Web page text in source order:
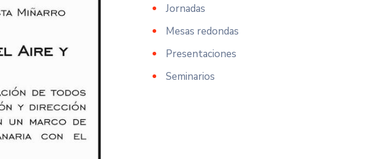
Jornadas
Mesas redondas
Presentaciones
Seminarios